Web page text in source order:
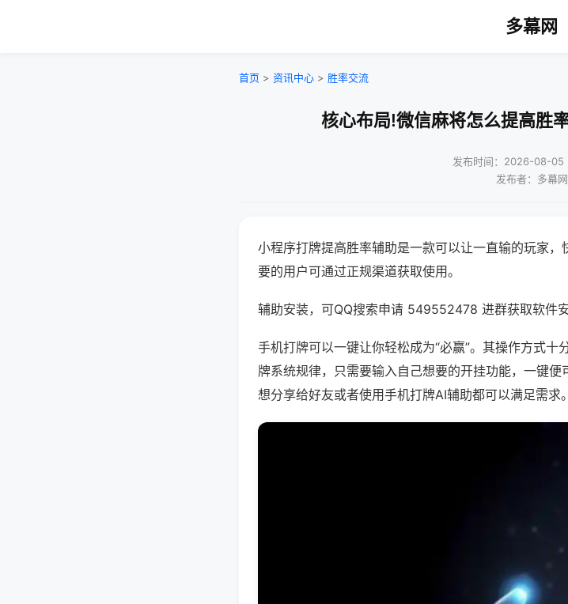
多幕网
首页 > 资讯中心 > 胜率交流
核心布局!微信麻将怎么提高胜
发布时间：2026-08-05
发布者：多幕网
小程序打牌提高胜率辅助是一款可以让一直输的玩家，
要的用户可通过正规渠道获取使用。
辅助安装，可QQ搜索申请 549552478 进群获取软件
手机打牌可以一键让你轻松成为“必赢”。其操作方式
牌系统规律，只需要输入自己想要的开挂功能，一键
想分享给好友或者使用手机打牌AI辅助都可以满足需求。